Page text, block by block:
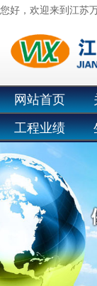
您好，欢迎来到江苏
网站首页
工程业绩